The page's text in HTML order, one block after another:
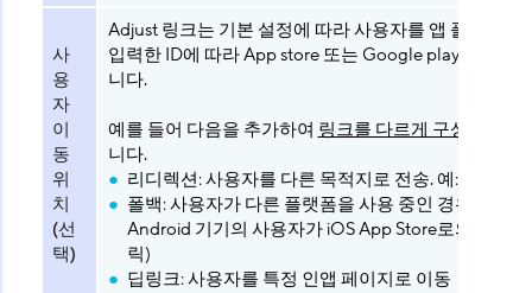
사
용
자
이
동
위
치
(선
택)
Adjust 링크는 기본 설정에 따라 사용자를 앱 플랫폼 설
입력한 ID에 따라 App store 또는 Google play store로
니다.
예를 들어 다음을 추가하여 링크를 다르게 구성
니다.
리디렉션: 사용자를 다른 목적지로 전송. 예: 웹사이트
폴백: 사용자가 다른 플랫폼을 사용 중인 경우(예:
Android 기기의 사용자가 iOS App Store로의 링크
릭)
딥링크: 사용자를 특정 인앱 페이지로 이동